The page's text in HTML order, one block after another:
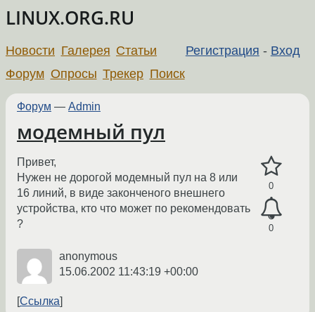
LINUX.ORG.RU
Регистрация - Вход
Новости Галерея Статьи
Форум Опросы Трекер Поиск
Форум — Admin
модемный пул
0
0
Привет,
Нужен не дорогой модемный пул на 8 или
16 линий, в виде законченого внешнего
устройства, кто что может по рекомендовать
?
anonymous
15.06.2002 11:43:19 +00:00
Ссылка